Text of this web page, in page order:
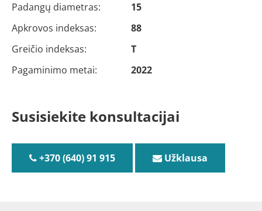
Padangų diametras:
15
Apkrovos indeksas:
88
Greičio indeksas:
T
Pagaminimo metai:
2022
Susisiekite konsultacijai
+370 (640) 91 915 Užklausa